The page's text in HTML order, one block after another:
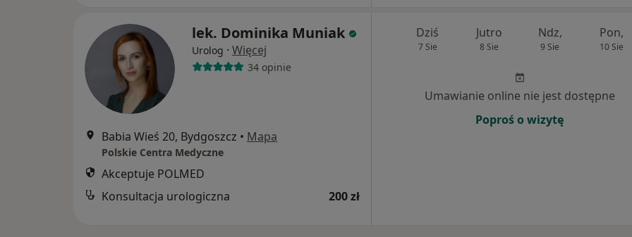
lek. Dominika Muniak
Urolog · Więcej
34 opinie
Babia Wieś 20, Bydgoszcz • Mapa
Polskie Centra Medyczne
Akceptuje POLMED
Konsultacja urologiczna
200 zł
Dziś
7 Sie
Jutro
8 Sie
Ndz,
9 Sie
Pon,
10 Sie
Umawianie online nie jest dostępne
Poproś o wizytę